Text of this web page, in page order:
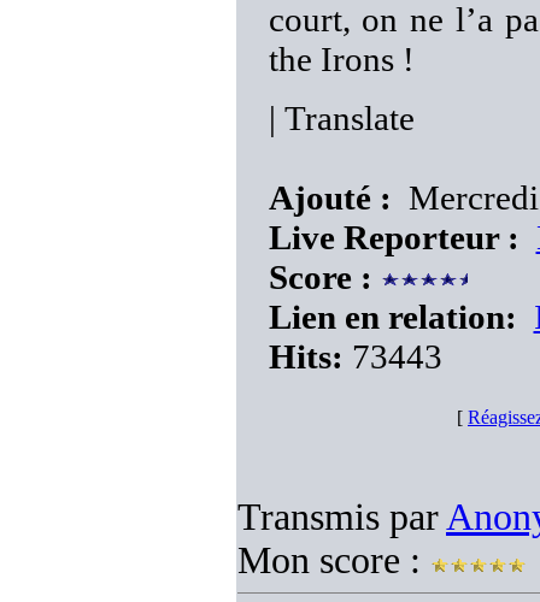
court, on ne l’a
the Irons !
| Translate
Ajouté :
Live Reporteur :
Score :
Lien en relation:
Hits: 73443
[
Transmis par
Mon score :